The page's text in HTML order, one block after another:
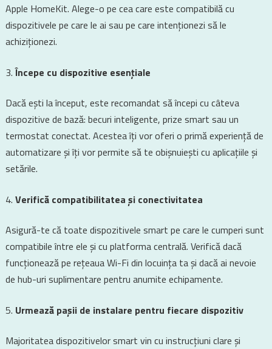
Apple HomeKit. Alege-o pe cea care este compatibilă cu
dispozitivele pe care le ai sau pe care intenționezi să le
achiziționezi.
Începe cu dispozitive esențiale
Dacă ești la început, este recomandat să începi cu câteva
dispozitive de bază: becuri inteligente, prize smart sau un
termostat conectat. Acestea îți vor oferi o primă experiență de
automatizare și îți vor permite să te obișnuiești cu aplicațiile și
setările.
Verifică compatibilitatea și conectivitatea
Asigură-te că toate dispozitivele smart pe care le cumperi sunt
compatibile între ele și cu platforma centrală. Verifică dacă
funcționează pe rețeaua Wi-Fi din locuința ta și dacă ai nevoie
de hub-uri suplimentare pentru anumite echipamente.
Urmează pașii de instalare pentru fiecare dispozitiv
Majoritatea dispozitivelor smart vin cu instrucțiuni clare și